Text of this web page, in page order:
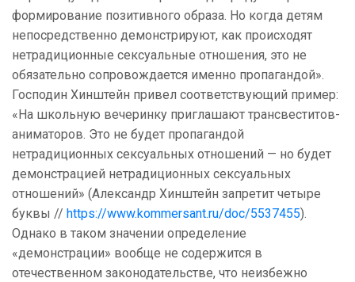
формирование позитивного образа. Но когда детям
непосредственно демонстрируют, как происходят
нетрадиционные сексуальные отношения, это не
обязательно сопровождается именно пропагандой».
Господин Хинштейн привел соответствующий пример:
«На школьную вечеринку приглашают трансвеститов-
аниматоров. Это не будет пропагандой
нетрадиционных сексуальных отношений — но будет
демонстрацией нетрадиционных сексуальных
отношений» (Александр Хинштейн запретит четыре
буквы // https://www.kommersant.ru/doc/5537455).
Однако в таком значении определение
«демонстрации» вообще не содержится в
отечественном законодательстве, что неизбежно